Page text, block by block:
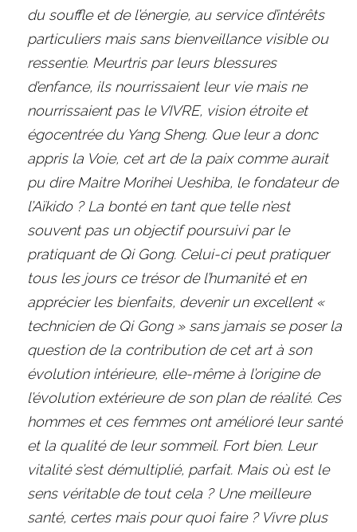
du souffle et de l’énergie, au service d’intérêts
particuliers mais sans bienveillance visible ou
ressentie. Meurtris par leurs blessures
d’enfance, ils nourrissaient leur vie mais ne
nourrissaient pas le VIVRE, vision étroite et
égocentrée du Yang Sheng. Que leur a donc
appris la Voie, cet art de la paix comme aurait
pu dire Maitre Morihei Ueshiba, le fondateur de
l’Aïkido ? La bonté en tant que telle n’est
souvent pas un objectif poursuivi par le
pratiquant de Qi Gong. Celui-ci peut pratiquer
tous les jours ce trésor de l’humanité et en
apprécier les bienfaits, devenir un excellent «
technicien de Qi Gong » sans jamais se poser la
question de la contribution de cet art à son
évolution intérieure, elle-même à l’origine de
l’évolution extérieure de son plan de réalité. Ces
hommes et ces femmes ont amélioré leur santé
et la qualité de leur sommeil. Fort bien. Leur
vitalité s’est démultiplié, parfait. Mais où est le
sens véritable de tout cela ? Une meilleure
santé, certes mais pour quoi faire ? Vivre plus